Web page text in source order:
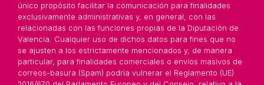
único propósito facilitar la comunicación para finalidades
exclusivamente administrativas y, en general, con las
relacionadas con las funciones propias de la Diputación de
Valencia. Cualquier uso de dichos datos para fines que no
se ajusten a los estrictamente mencionados y, de manera
particular, para finalidades comerciales o envíos masivos de
correos-basura (Spam) podría vulnerar el Reglamento (UE)